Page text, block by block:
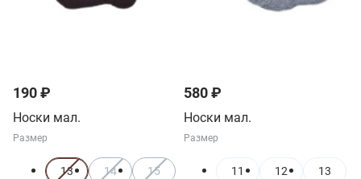
190 ₽
Носки мал.
Размер
13 14 15
580 ₽
Носки мал.
Размер
11 12 13